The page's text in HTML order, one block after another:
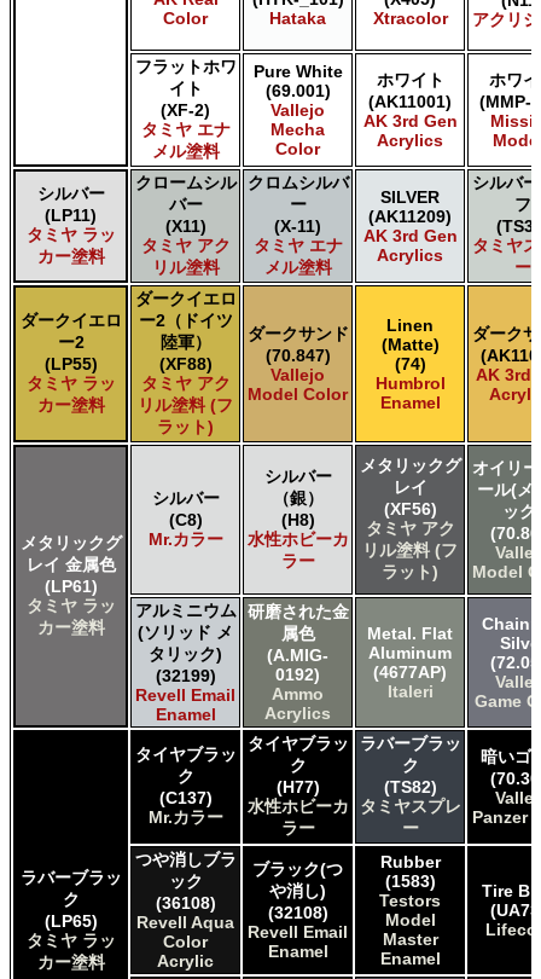
ＧＳＩクレオス Mr.クリアカラーGX
ＧＳＩクレオス Mr.クリスタルカラー
ＧＳＩクレオス Mr.サーフェイサー/プライマー
ＧＳＩクレオス Mr.トップコート
ＧＳＩクレオス Mr.メタリックカラーGX
ＧＳＩクレオス Mr.メタルカラー
ＧＳＩクレオス アクリジョン
ＧＳＩクレオス ガンダムカラー
ＧＳＩクレオス ガンダムカラースプレー
ＧＳＩクレオス ガンダムマーカー
ＧＳＩクレオス 水性ホビーカラー
Color
Hataka
Xtracolor
アクリ
フラットホワ
イト
(XF-2)
タミヤ エナ
メル塗料
Pure White
(69.001)
Vallejo
Mecha
Color
ホワイト
(AK11001)
AK 3rd Gen
Acrylics
ホワ
(MMP-
シルバー
(LP11)
タミヤ ラッ
カー塗料
クロームシル
バー
(X11)
タミヤ アク
リル塗料
クロムシルバ
ー
(X-11)
タミヤ エナ
メル塗料
SILVER
(AK11209)
AK 3rd Gen
Acrylics
シルバ
フ
タミヤ
ー
ダークイエロ
ー2
(LP55)
タミヤ ラッ
カー塗料
ダークイエロ
ー2（ドイツ
陸軍）
(XF88)
タミヤ アク
リル塗料 (フ
ラット)
ダークサンド
(70.847)
Vallejo
Model Color
Linen
(Matte)
(74)
Humbrol
Enamel
ダーク
AK 3rd
メタリックグ
レイ 金属色
(LP61)
タミヤ ラッ
カー塗料
シルバー
(C8)
Mr.カラー
シルバー
（銀）
(H8)
水性ホビーカ
ラー
メタリックグ
レイ
(XF56)
タミヤ アク
リル塗料 (フ
ラット)
オイリ
ール(メ
ック)
Model
アルミニウム
(ソリッド メ
タリック)
(32199)
Revell Email
Enamel
研磨された金
属色
(A.MIG-
0192)
Ammo
Acrylics
Metal. Flat
Aluminum
(4677AP)
Italeri
Game
ラバーブラッ
ク
(LP65)
タミヤ ラッ
カー塗料
タイヤブラッ
ク
(C137)
Mr.カラー
タイヤブラッ
ク
(H77)
水性ホビーカ
ラー
ラバーブラッ
ク
(TS82)
タミヤスプレ
ー
暗いゴ
Panzer
つや消しブラ
ック
(36108)
Revell Aqua
Color
Acrylic
ブラック(つ
や消し)
(32108)
Revell Email
Enamel
Rubber
(1583)
Testors
Model
Master
Enamel
Tire